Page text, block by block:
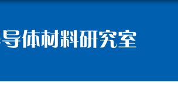
体材料研究室